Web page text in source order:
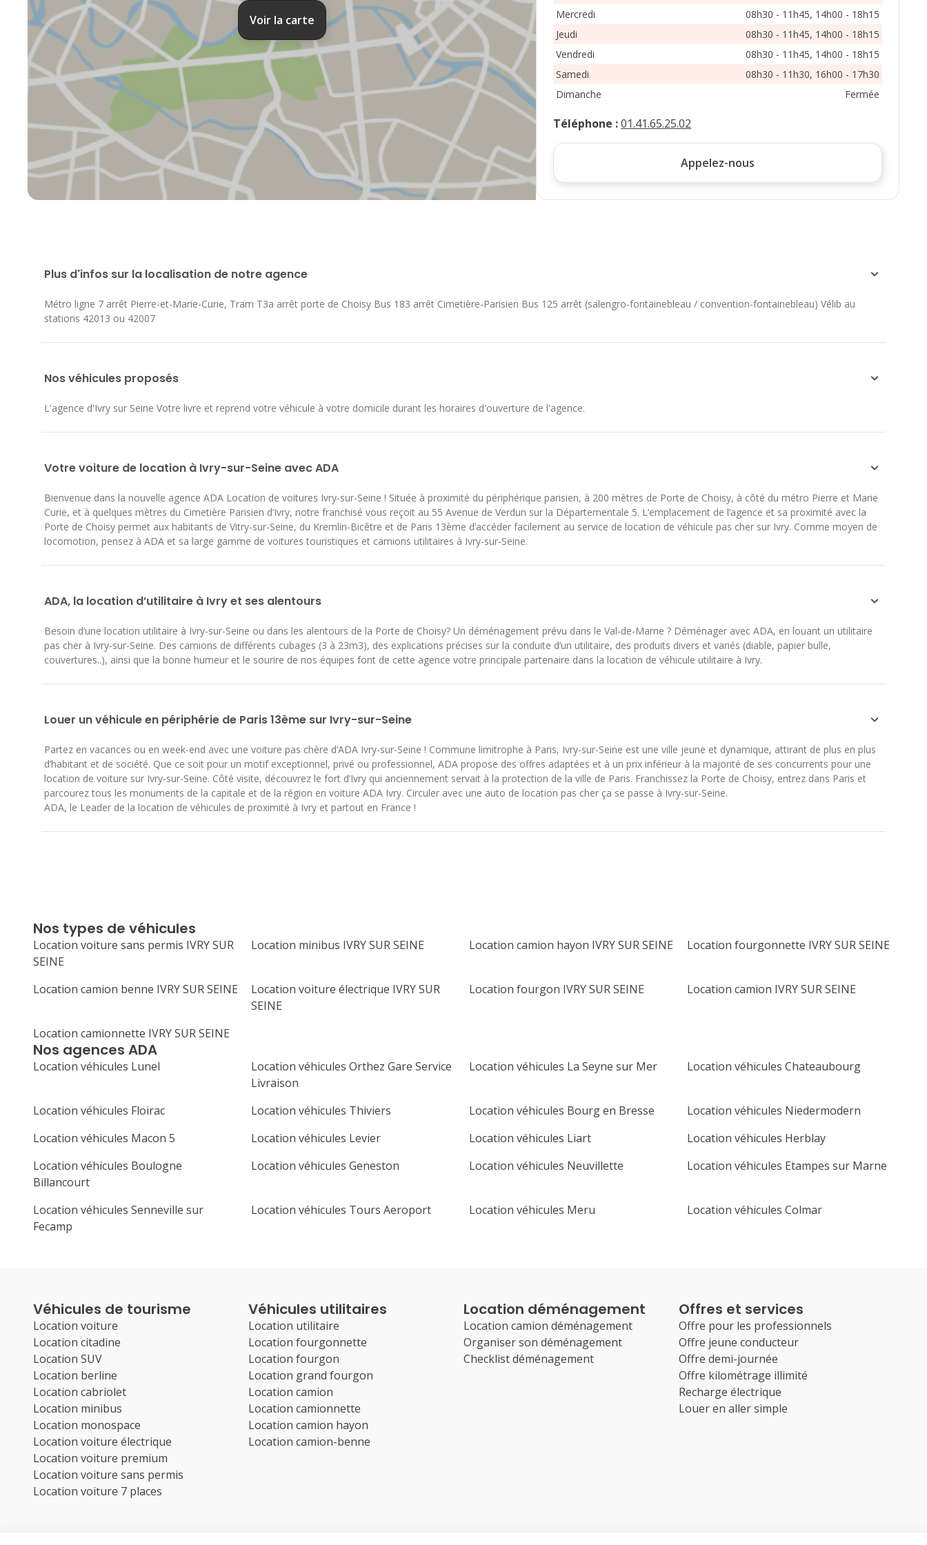
Voir la carte
Mercredi
08h30 - 11h45, 14h00 - 18h15
Jeudi
08h30 - 11h45, 14h00 - 18h15
Vendredi
08h30 - 11h45, 14h00 - 18h15
Samedi
08h30 - 11h30, 16h00 - 17h30
Dimanche
Fermée
Téléphone :01.41.65.25.02
Appelez-nous
Plus d'infos sur la localisation de notre agence
Métro ligne 7 arrêt Pierre-et-Marie-Curie, Tram T3a arrêt porte de Choisy Bus 183 arrêt Cimetière-Parisien Bus 125 arrêt (salengro-fontainebleau / convention-fontainebleau) Vélib au
stations 42013 ou 42007
Nos véhicules proposés
L'agence d'Ivry sur Seine Votre livre et reprend votre véhicule à votre domicile durant les horaires d'ouverture de l'agence.
Votre voiture de location à Ivry-sur-Seine avec ADA
Bienvenue dans la nouvelle agence ADA Location de voitures Ivry-sur-Seine ! Située à proximité du périphérique parisien, à 200 mètres de Porte de Choisy, à côté du métro Pierre et Marie
Curie, et à quelques mètres du Cimetière Parisien d’Ivry, notre franchisé vous reçoit au 55 Avenue de Verdun sur la Départementale 5. L’emplacement de l’agence et sa proximité avec la
Porte de Choisy permet aux habitants de Vitry-sur-Seine, du Kremlin-Bicêtre et de Paris 13ème d’accéder facilement au service de location de véhicule pas cher sur Ivry. Comme moyen de
locomotion, pensez à ADA et sa large gamme de voitures touristiques et camions utilitaires à Ivry-sur-Seine.
ADA, la location d’utilitaire à Ivry et ses alentours
Besoin d’une location utilitaire à Ivry-sur-Seine ou dans les alentours de la Porte de Choisy? Un déménagement prévu dans le Val-de-Marne ? Déménager avec ADA, en louant un utilitaire
pas cher à Ivry-sur-Seine. Des camions de différents cubages (3 à 23m3), des explications précises sur la conduite d’un utilitaire, des produits divers et variés (diable, papier bulle,
couvertures..), ainsi que la bonne humeur et le sourire de nos équipes font de cette agence votre principale partenaire dans la location de véhicule utilitaire à Ivry.
Louer un véhicule en périphérie de Paris 13ème sur Ivry-sur-Seine
Partez en vacances ou en week-end avec une voiture pas chère d’ADA Ivry-sur-Seine ! Commune limitrophe à Paris, Ivry-sur-Seine est une ville jeune et dynamique, attirant de plus en plus
d’habitant et de société. Que ce soit pour un motif exceptionnel, privé ou professionnel, ADA propose des offres adaptées et à un prix inférieur à la majorité de ses concurrents pour une
location de voiture sur Ivry-sur-Seine. Côté visite, découvrez le fort d’Ivry qui anciennement servait à la protection de la ville de Paris. Franchissez la Porte de Choisy, entrez dans Paris et
parcourez tous les monuments de la capitale et de la région en voiture ADA Ivry. Circuler avec une auto de location pas cher ça se passe à Ivry-sur-Seine.
ADA, le Leader de la location de véhicules de proximité à Ivry et partout en France !
Nos agences ADA
Location véhicules Lunel
Location véhicules Orthez Gare Service
Livraison
Location véhicules La Seyne sur Mer Location véhicules Chateaubourg
Location véhicules Floirac Location véhicules Thiviers Location véhicules Bourg en Bresse
Location véhicules Niedermodern
Location véhicules Macon 5
Location véhicules Levier Location véhicules Liart
Location véhicules Herblay
Location véhicules Boulogne
Billancourt
Location véhicules Geneston Location véhicules Neuvillette Location véhicules Etampes sur Marne
Location véhicules Senneville sur
Fecamp
Location véhicules Tours Aeroport Location véhicules Meru Location véhicules Colmar
Nos types de véhicules
Location voiture sans permis IVRY SUR
SEINE
Location minibus IVRY SUR SEINE Location camion hayon IVRY SUR SEINE Location fourgonnette IVRY SUR SEINE
Location camion benne IVRY SUR SEINE
Location voiture électrique IVRY SUR
SEINE
Location fourgon IVRY SUR SEINE Location camion IVRY SUR SEINE
Location camionnette IVRY SUR SEINE
Véhicules de tourisme
Location voiture
Location citadine
Location SUV
Location berline
Location cabriolet
Location minibus
Location monospace
Location voiture électrique
Location voiture premium
Location voiture sans permis
Location voiture 7 places
Véhicules utilitaires
Location utilitaire
Location fourgonnette
Location fourgon
Location grand fourgon
Location camion
Location camionnette
Location camion hayon
Location camion-benne
Location déménagement
Location camion déménagement
Organiser son déménagement
Checklist déménagement
Offres et services
Offre pour les professionnels
Offre jeune conducteur
Offre demi-journée
Offre kilométrage illimité
Recharge électrique
Louer en aller simple